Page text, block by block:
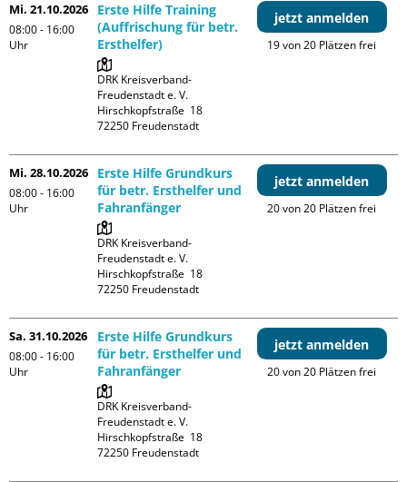
Mi. 21.10.2026
08:00 - 16:00
Uhr
Erste Hilfe Training
(Auffrischung für betr.
Ersthelfer)
DRK Kreisverband-
Freudenstadt e. V.
Hirschkopfstraße  18
jetzt anmelden
19 von 20 Plätzen frei
Mi. 28.10.2026
08:00 - 16:00
Uhr
Erste Hilfe Grundkurs
für betr. Ersthelfer und
Fahranfänger
DRK Kreisverband-
Freudenstadt e. V.
Hirschkopfstraße  18
jetzt anmelden
20 von 20 Plätzen frei
Sa. 31.10.2026
08:00 - 16:00
Uhr
Erste Hilfe Grundkurs
für betr. Ersthelfer und
Fahranfänger
DRK Kreisverband-
Freudenstadt e. V.
Hirschkopfstraße  18
jetzt anmelden
20 von 20 Plätzen frei